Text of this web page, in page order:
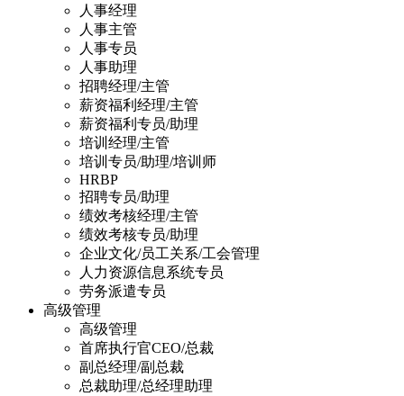
人事经理
人事主管
人事专员
人事助理
招聘经理/主管
薪资福利经理/主管
薪资福利专员/助理
培训经理/主管
培训专员/助理/培训师
HRBP
招聘专员/助理
绩效考核经理/主管
绩效考核专员/助理
企业文化/员工关系/工会管理
人力资源信息系统专员
劳务派遣专员
高级管理
高级管理
首席执行官CEO/总裁
副总经理/副总裁
总裁助理/总经理助理